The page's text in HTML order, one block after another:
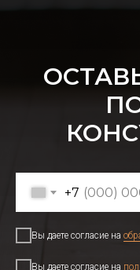
+7
Вы даете согласие на
Вы даете согласие на